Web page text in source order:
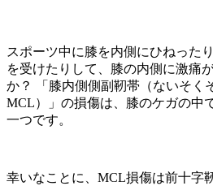
スポーツ中に膝を内側にひねった
を受けたりして、膝の内側に激痛
か？ 「膝内側側副靭帯（ないそく
MCL）」の損傷は、膝のケガの中
一つです。
幸いなことに、MCL損傷は前十字